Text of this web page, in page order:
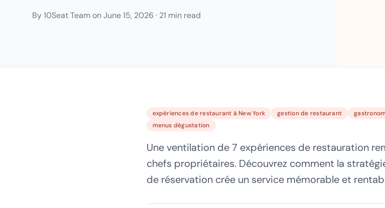
By10Seat TeamonJune 15, 2026 · 21 min read
expériences de restaurant à New York gestion de restaurant
menus dégustation
Une ventilation de 7 expériences de restauration
chefs propriétaires. Découvrez comment la
de réservation crée un service mémorable et